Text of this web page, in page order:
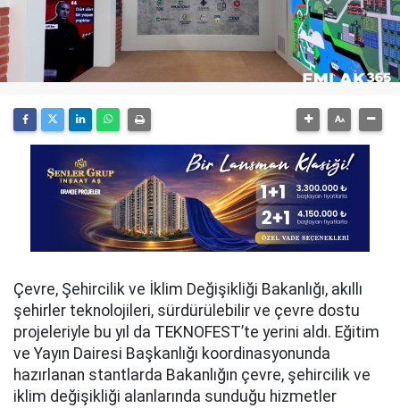
Çevre, Şehircilik ve İklim Değişikliği Bakanlığı, akıllı
şehirler teknolojileri, sürdürülebilir ve çevre dostu
projeleriyle bu yıl da TEKNOFEST’te yerini aldı. Eğitim
ve Yayın Dairesi Başkanlığı koordinasyonunda
hazırlanan stantlarda Bakanlığın çevre, şehircilik ve
iklim değişikliği alanlarında sunduğu hizmetler